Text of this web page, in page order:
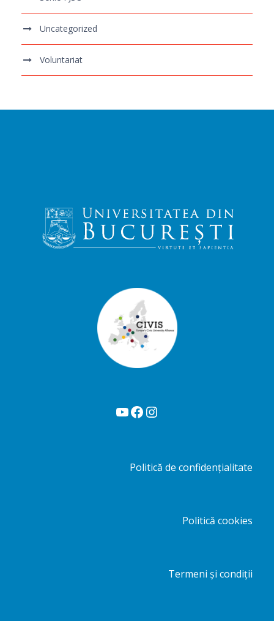
Uncategorized
Voluntariat
YouTube Facebook Instagram
Politică de confidențialitate
Politică cookies
Termeni și condiții